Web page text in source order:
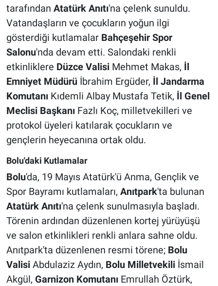
tarafından Atatürk Anıtı'na çelenk sunuldu.
Vatandaşların ve çocukların yoğun ilgi
gösterdiği kutlamalar Bahçeşehir Spor
Salonu'nda devam etti. Salondaki renkli
etkinliklere Düzce ValisiMehmet Makas, İl
Emniyet Müdürüİbrahim Ergüder, İl Jandarma
KomutanıKıdemli Albay Mustafa Tetik, İl Genel
Meclisi BaşkanıFazlı Koç, milletvekilleri ve
protokol üyeleri katılarak çocukların ve
gençlerin heyecanına ortak oldu.
Bolu'daki Kutlamalar
Bolu'da, 19 Mayıs Atatürk'ü Anma, Gençlik ve
Spor Bayramı kutlamaları, Anıtpark'ta bulunan
Atatürk Anıtı'na çelenk sunulmasıyla başladı.
Törenin ardından düzenlenen kortej yürüyüşü
ve salon etkinlikleri renkli anlara sahne oldu.
Anıtpark'ta düzenlenen resmi törene; Bolu
ValisiAbdulaziz Aydın, Bolu Milletvekiliİsmail
Akgül, Garnizon KomutanıEmrullah Öztürk,